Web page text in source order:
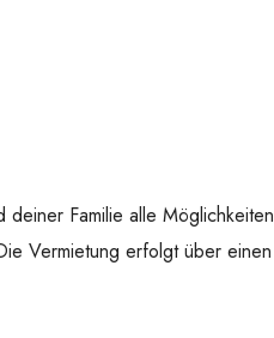
Familie alle Möglichkeiten
Vermietung erfolgt über einen